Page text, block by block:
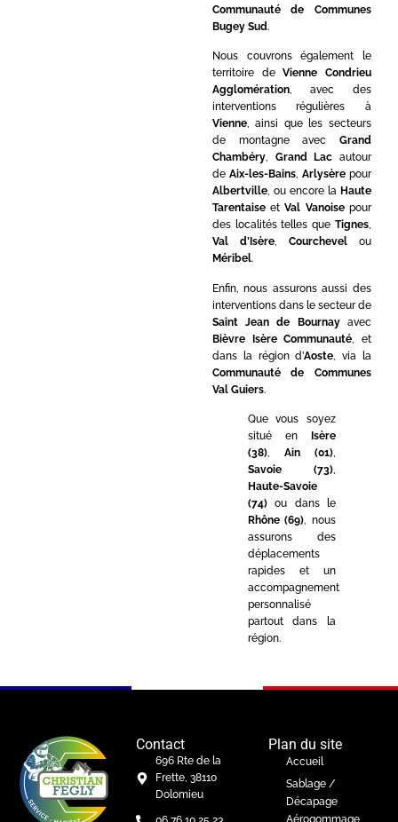
Communauté de Communes
Bugey Sud.
Nous couvrons également le
territoire deVienne Condrieu
Agglomération, avec des
interventions régulières à
Vienne, ainsi que les secteurs
de montagne avec Grand
Chambéry, Grand Lac autour
de Aix-les-Bains, Arlysèrepour
Albertville, ou encore la Haute
TarentaiseetVal Vanoisepour
des localités telles que Tignes,
Val d’Isère, Courchevelou
Méribel.
Enfin, nous assurons aussi des
interventions dans le secteur de
Saint Jean de Bournayavec
Bièvre Isère Communauté , et
dans la région d’Aoste , via la
Communauté de Communes
Val Guiers.
Que vous soyez
situé en
Isère
(38), Ain (01),
Savoie (73),
Haute-Savoie
(74)ou dans le
Rhône (69), nous
assurons des
déplacements
rapides et un
accompagnement
personnalisé
partout dans la
région.
Contact
696 Rte de la
Frette, 38110
Dolomieu
Plan du site
Accueil
Sablage /
Décapage